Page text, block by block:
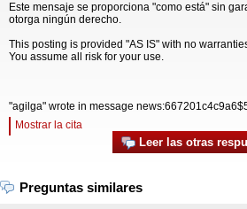
Este mensaje se proporciona "como está" sin
otorga ningún derecho.
This posting is provided "AS IS" with no
You assume all risk for your use.
"agilga" wrote in message
Mostrar la cita
Leer las otras
Preguntas similares